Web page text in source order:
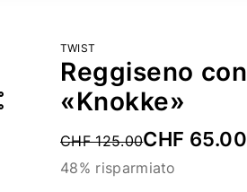
TWIST
Reggiseno
«Knokke»
Price reduced from
CHF 125.00CHF 65.00
48% risparmiato